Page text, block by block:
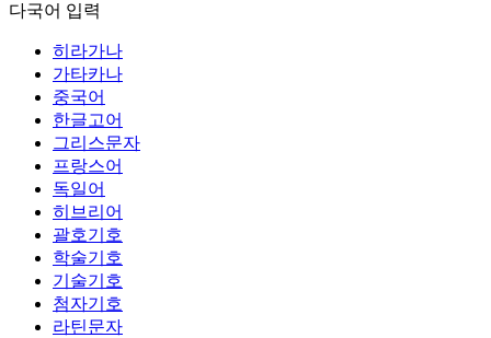
다국어 입력
히라가나
가타카나
중국어
한글고어
그리스문자
프랑스어
독일어
히브리어
괄호기호
학술기호
기술기호
첨자기호
라틴문자